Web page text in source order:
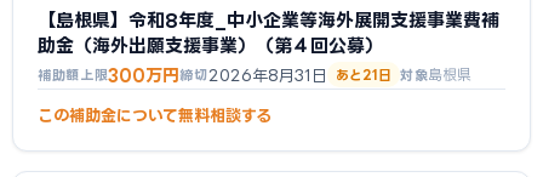
【島根県】令和8年度_中小企業等海外展開支援事業費補
助金（海外出願支援事業）（第４回公募）
補助額上限300万円締切 2026年8月31日 あと21日 対象島根県
この補助金について無料相談する